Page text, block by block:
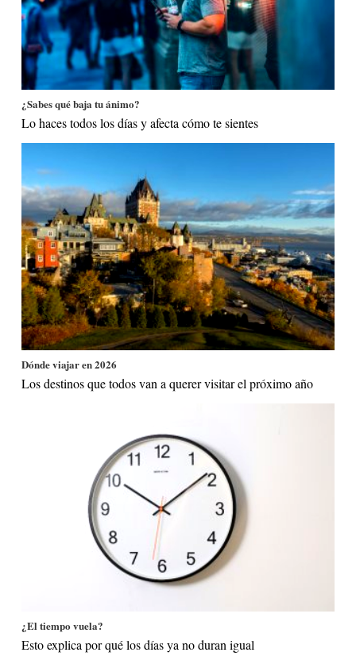
¿Sabes qué baja tu ánimo?
Lo haces todos los días y afecta cómo te sientes
Dónde viajar en 2026
Los destinos que todos van a querer visitar el próximo año
¿El tiempo vuela?
Esto explica por qué los días ya no duran igual